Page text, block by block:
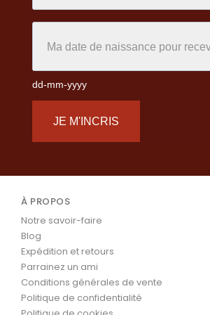
dd-mm-yyyy
JE M'INCRIS
À PROPOS
Notre savoir-faire
Blog
Expédition et retours
Parrainez un ami
Conditions générales de vente
Politique de confidentialité